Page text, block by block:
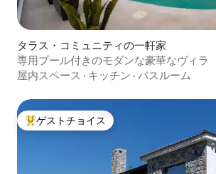
タラス・コミュニティの一軒家
専用プール付きのモダンな豪華なヴィラ
屋内スペース · キッチン · バスルーム
大好評のゲストチョイスです。
ゲストチョイス